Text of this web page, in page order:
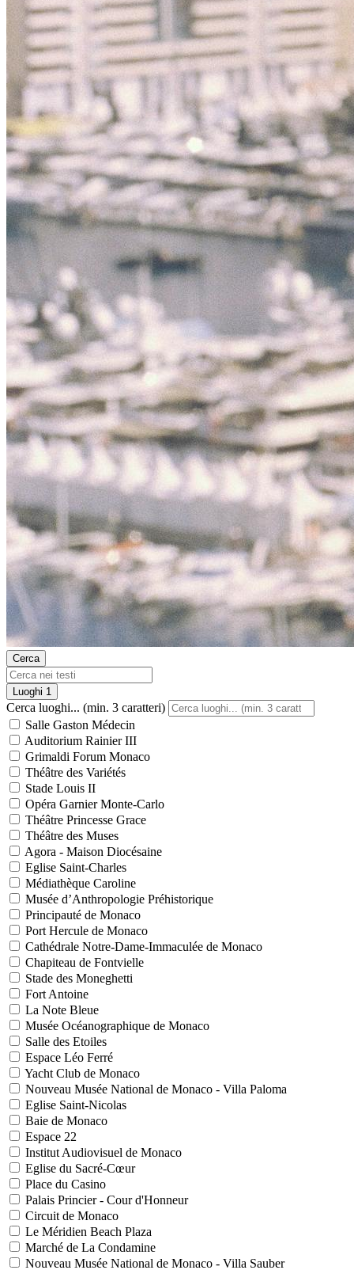
Cerca
Luoghi 1
Cerca luoghi... (min. 3 caratteri)
Salle Gaston Médecin
Auditorium Rainier III
Grimaldi Forum Monaco
Théâtre des Variétés
Stade Louis II
Opéra Garnier Monte-Carlo
Théâtre Princesse Grace
Théâtre des Muses
Agora - Maison Diocésaine
Eglise Saint-Charles
Médiathèque Caroline
Musée d’Anthropologie Préhistorique
Principauté de Monaco
Port Hercule de Monaco
Cathédrale Notre-Dame-Immaculée de Monaco
Chapiteau de Fontvielle
Stade des Moneghetti
Fort Antoine
La Note Bleue
Musée Océanographique de Monaco
Salle des Etoiles
Espace Léo Ferré
Yacht Club de Monaco
Nouveau Musée National de Monaco - Villa Paloma
Eglise Saint-Nicolas
Baie de Monaco
Espace 22
Institut Audiovisuel de Monaco
Eglise du Sacré-Cœur
Place du Casino
Palais Princier - Cour d'Honneur
Circuit de Monaco
Le Méridien Beach Plaza
Marché de La Condamine
Nouveau Musée National de Monaco - Villa Sauber